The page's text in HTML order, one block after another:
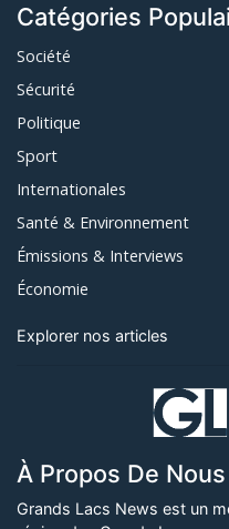
Catégories
Société
Sécurité
Politique
Sport
Internationales
Santé & Environnement
Émissions & Interviews
Économie
Explorer nos articles
À Propos De Nous
Grands Lacs News est un